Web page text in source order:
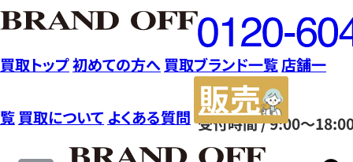
リ
ー
ダ
イ
ヤ
ル
0120604117
受付時間 / 9:00～
買取トップ初めての方へ 買取ブランド一覧店舗一
覧 買取について よくある質問
サ